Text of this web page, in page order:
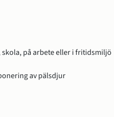
på arbete eller i fritidsmiljö
av pälsdjur